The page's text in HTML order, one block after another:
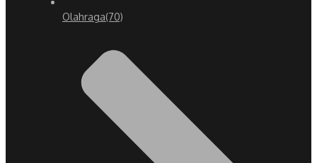
Olahraga(70)